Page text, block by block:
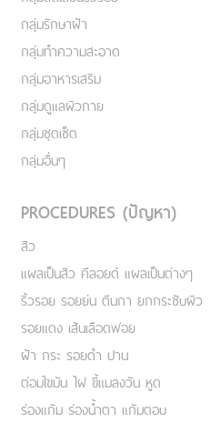
กลุ่มรักษาฝ้า
กลุ่มทำความสะอาด
กลุ่มอาหารเสริม
กลุ่มดูแลผิวกาย
กลุ่มชุดเซ็ต
กลุ่มอื่นๆ
PROCEDURES (ปัญหา)
สิว
แผลเป็นสิว คีลอยด์ แผลเป็นต่างๆ
ริ้วรอย รอยย่น ตีนกา ยกกระชับผิว
รอยแดง เส้นเลือดฟอย
ฝ้า กระ รอยดำ ปาน
ต่อมไขมัน ไฝ ขี้แมลงวัน หูด
ร่องแก้ม ร่องน้ำตา แก้มตอบ